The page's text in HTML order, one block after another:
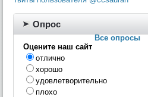
Опрос
Все опросы
Оцените наш сайт
отлично
хорошо
удовлетворительно
плохо